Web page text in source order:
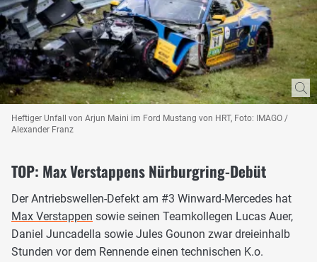
Heftiger Unfall von Arjun Maini im Ford Mustang von HRT, Foto: IMAGO /
Alexander Franz
TOP: Max Verstappens Nürburgring-Debüt
Der Antriebswellen-Defekt am #3 Winward-Mercedes hat
Max Verstappen sowie seinen Teamkollegen Lucas Auer,
Daniel Juncadella sowie Jules Gounon zwar dreieinhalb
Stunden vor dem Rennende einen technischen K.o.